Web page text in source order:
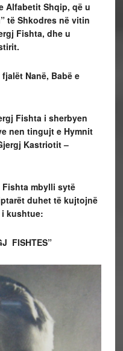
Alfabetit Shqip, që u
të Shkodres në vitin
Fishta, dhe u
Nanë, Babë e
Fishta i sherbyen
nen tingujt e Hymnit
Kastriotit –
Fishta mbylli sytë
duhet të kujtojnë
i kushtue:
FISHTES”